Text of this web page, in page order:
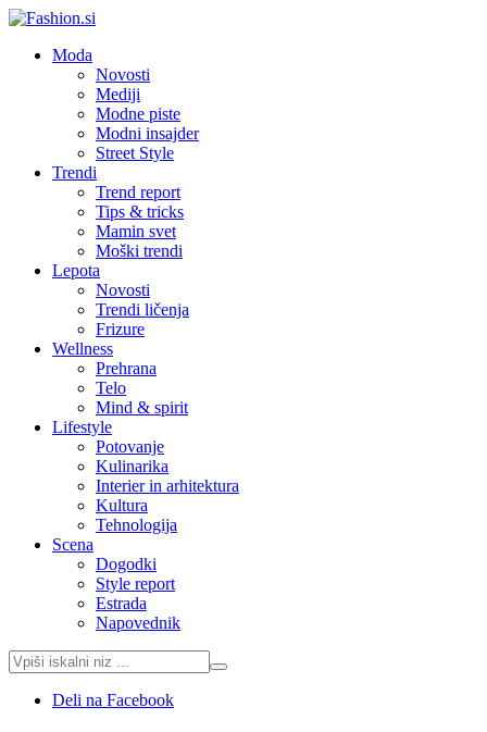
Moda
Novosti
Mediji
Modne piste
Modni insajder
Street Style
Trendi
Trend report
Tips & tricks
Mamin svet
Moški trendi
Lepota
Novosti
Trendi ličenja
Frizure
Wellness
Prehrana
Telo
Mind & spirit
Lifestyle
Potovanje
Kulinarika
Interier in arhitektura
Kultura
Tehnologija
Scena
Dogodki
Style report
Estrada
Napovednik
Deli na Facebook